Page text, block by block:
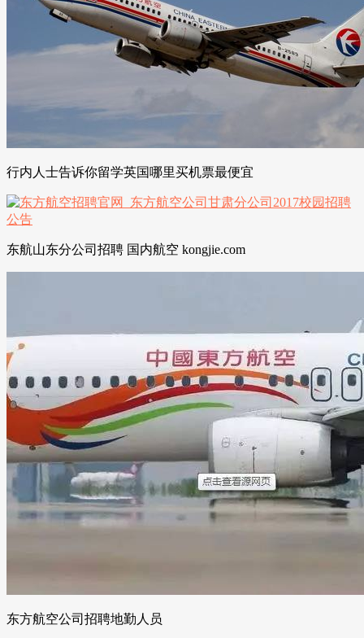
行内人士告诉你留学英国哪里买机票最便宜
东航山东分公司招聘 国内航空 kongjie.com
东方航空公司招聘地勤人员